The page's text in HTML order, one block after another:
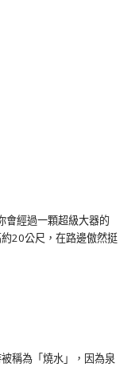
會經過一顆超級大器的
20公尺，在路邊傲然挺
稱為「燒水」，因為泉